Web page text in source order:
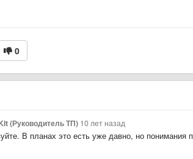
0
(Руководитель ТП) 10 лет назад
В планах это есть уже давно, но